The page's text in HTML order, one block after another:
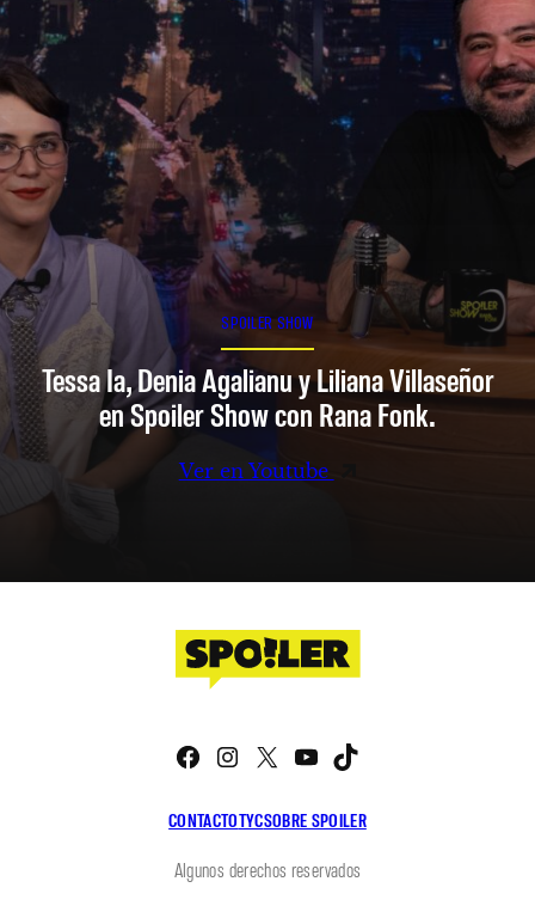
SPOILER SHOW
Tessa Ia, Denia Agalianu y Liliana Villaseñor
en Spoiler Show con Rana Fonk.
Ver en Youtube
CONTACTOTYCSOBRE SPOILER
Facebook
Instagram
X YouTube
Algunos derechos reservados